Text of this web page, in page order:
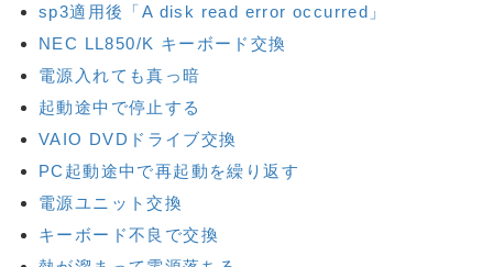
sp3適用後「A disk read error occurred」
NEC LL850/K キーボード交換
電源入れても真っ暗
起動途中で停止する
VAIO DVDドライブ交換
PC起動途中で再起動を繰り返す
電源ユニット交換
キーボード不良で交換